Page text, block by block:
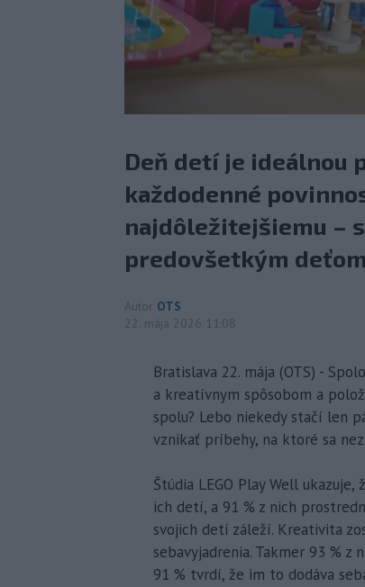
Deň detí je
každodenné
najdôležitejšiemu –
predovšetkým
Autor OTS
22. mája 2026 11:08
Bratislava 22. mája (OTS) -
a kreatívnym spôsobom a
spolu? Lebo niekedy stačí len
vznikať príbehy, na ktoré sa
Štúdia LEGO Play Well
ich detí, a 91 % z nich
svojich detí záleží. Kreativita
sebavyjadrenia. Takmer 93 % z
91 % tvrdí, že im to dodáva